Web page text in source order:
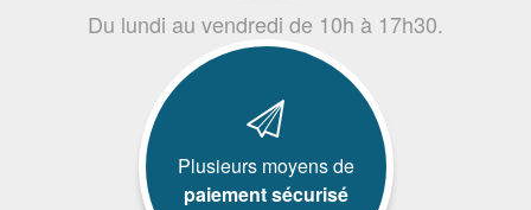
Du lundi au vendredi de 10h à 17h30.
Plusieurs moyens de
paiement sécurisé